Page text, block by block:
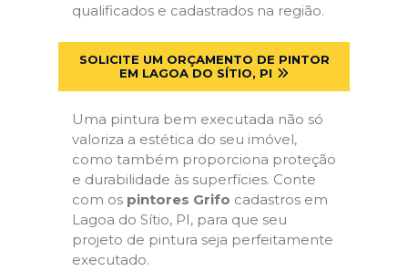
qualificados e cadastrados na região.
SOLICITE UM ORÇAMENTO DE PINTOR
EM LAGOA DO SÍTIO, PI
Uma pintura bem executada não só
valoriza a estética do seu imóvel,
como também proporciona proteção
e durabilidade às superfícies. Conte
com os pintores Grifo cadastros em
Lagoa do Sítio, PI, para que seu
projeto de pintura seja perfeitamente
executado.